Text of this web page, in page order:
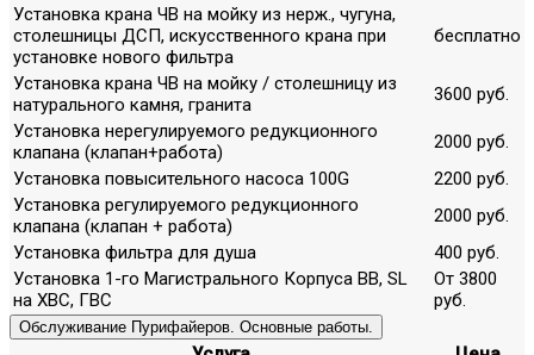
Установка крана ЧВ на мойку из нерж., чугуна,
столешницы ДСП, искусственного крана при
установке нового фильтра
бесплатно
Установка крана ЧВ на мойку / столешницу из
натурального камня, гранита
3600 руб.
Установка нерегулируемого редукционного
клапана (клапан+работа)
2000 руб.
Установка повысительного насоса 100G
2200 руб.
Установка регулируемого редукционного
клапана (клапан + работа)
2000 руб.
Установка фильтра для душа
400 руб.
Установка 1-го Магистрального Корпуса ВВ, SL
на ХВС, ГВС
От 3800
руб.
Обслуживание Пурифайеров. Основные работы.